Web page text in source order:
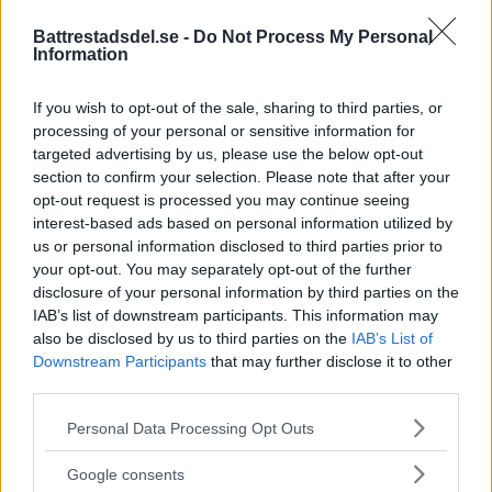
Battrestadsdel.se - Do Not Process My Personal
Information
If you wish to opt-out of the sale, sharing to third parties, or
processing of your personal or sensitive information for
targeted advertising by us, please use the below opt-out
section to confirm your selection. Please note that after your
opt-out request is processed you may continue seeing
interest-based ads based on personal information utilized by
us or personal information disclosed to third parties prior to
your opt-out. You may separately opt-out of the further
disclosure of your personal information by third parties on the
IAB’s list of downstream participants. This information may
also be disclosed by us to third parties on the IAB’s List of
Downstream Participants that may further disclose it to other
Please note that this website/app uses one or more Google
not limited to your visit or usage behaviour. You may click to
Personal Data Processing Opt Outs
Google consents
den digitala vardagen i södra
Stockholm
EXTERN PARTNER. Södra Stockholm är en
del av […]
Publicerad 05:03, 4 augusti 2026
öppnar: Familjärt
På måndagseftermiddagen öppnade